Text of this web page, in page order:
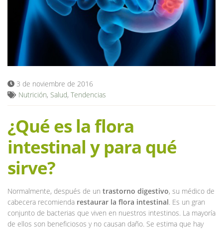
Blog
3 de noviembre de 2016
Nutrición, Salud, Tendencias
¿Qué es la flora
intestinal y para qué
sirve?
Normalmente, después de un trastorno digestivo, su médico de
cabecera recomienda restaurar la flora intestinal. Es un gran
conjunto de bacterias que viven en nuestros intestinos. La mayoría
de ellos son beneficiosos y no causan daño. Se estima que hay